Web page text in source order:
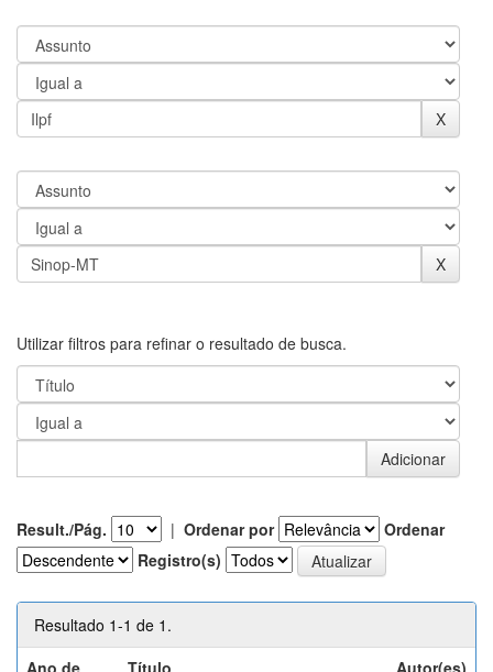
Utilizar filtros para refinar o resultado de busca.
Result./Pág. | Ordenar por
Ordenar
Registro(s)
Resultado 1-1 de 1.
Ano de
Título Autor(es)